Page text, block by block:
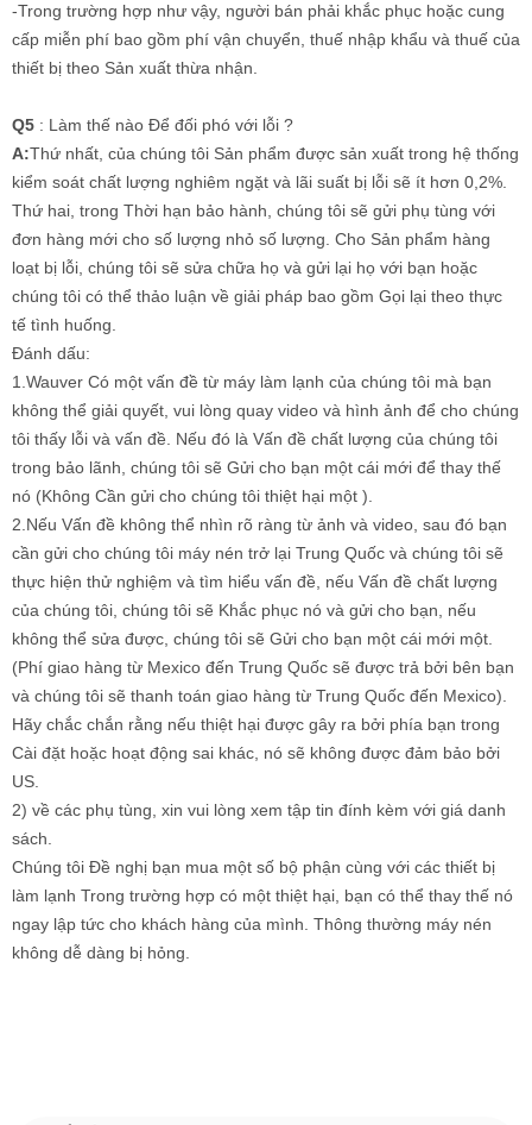
-Trong trường hợp như vậy, người bán phải khắc phục hoặc cung
cấp miễn phí bao gồm phí vận chuyển, thuế nhập khẩu và thuế của
thiết bị theo Sản xuất thừa nhận.
Q5 : Làm thế nào Để đối phó với lỗi ?
A:Thứ nhất, của chúng tôi Sản phẩm được sản xuất trong hệ thống
kiểm soát chất lượng nghiêm ngặt và lãi suất bị lỗi sẽ ít hơn 0,2%.
Thứ hai, trong Thời hạn bảo hành, chúng tôi sẽ gửi phụ tùng với
đơn hàng mới cho số lượng nhỏ số lượng. Cho Sản phẩm hàng
loạt bị lỗi, chúng tôi sẽ sửa chữa họ và gửi lại họ với bạn hoặc
chúng tôi có thể thảo luận về giải pháp bao gồm Gọi lại theo thực
tế tình huống.
Đánh dấu:
1.Wauver Có một vấn đề từ máy làm lạnh của chúng tôi mà bạn
không thể giải quyết, vui lòng quay video và hình ảnh để cho chúng
tôi thấy lỗi và vấn đề. Nếu đó là Vấn đề chất lượng của chúng tôi
trong bảo lãnh, chúng tôi sẽ Gửi cho bạn một cái mới để thay thế
nó (Không Cần gửi cho chúng tôi thiệt hại một ).
2.Nếu Vấn đề không thể nhìn rõ ràng từ ảnh và video, sau đó bạn
cần gửi cho chúng tôi máy nén trở lại Trung Quốc và chúng tôi sẽ
thực hiện thử nghiệm và tìm hiểu vấn đề, nếu Vấn đề chất lượng
của chúng tôi, chúng tôi sẽ Khắc phục nó và gửi cho bạn, nếu
không thể sửa được, chúng tôi sẽ Gửi cho bạn một cái mới một.
(Phí giao hàng từ Mexico đến Trung Quốc sẽ được trả bởi bên bạn
và chúng tôi sẽ thanh toán giao hàng từ Trung Quốc đến Mexico).
Hãy chắc chắn rằng nếu thiệt hại được gây ra bởi phía bạn trong
Cài đặt hoặc hoạt động sai khác, nó sẽ không được đảm bảo bởi
US.
2) về các phụ tùng, xin vui lòng xem tập tin đính kèm với giá danh
sách.
Chúng tôi Đề nghị bạn mua một số bộ phận cùng với các thiết bị
làm lạnh Trong trường hợp có một thiệt hại, bạn có thể thay thế nó
ngay lập tức cho khách hàng của mình. Thông thường máy nén
không dễ dàng bị hỏng.